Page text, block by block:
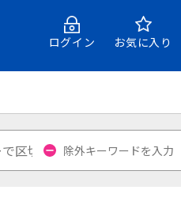
ログイン お気に入り